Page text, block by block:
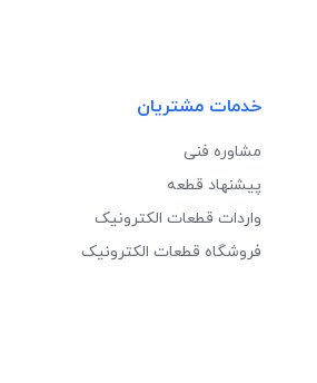
خدمات مشتریان
مشاوره فنی
پیشنهاد قطعه
واردات قطعات الکترونیک
فروشگاه قطعات الکترونیک